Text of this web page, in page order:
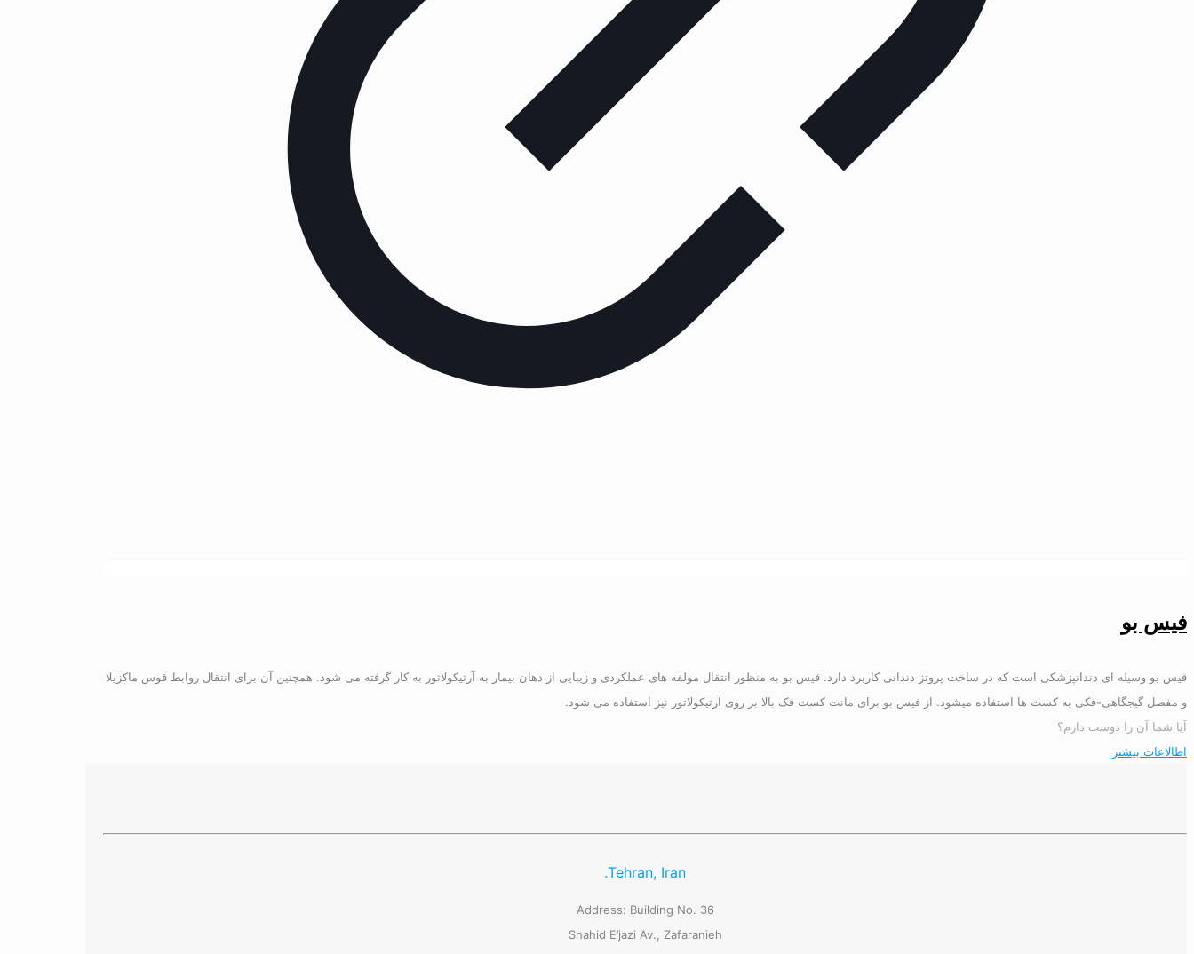
فیس بو
فیس بو وسیله ای دندانپزشکی است که در ساخت پروتز دندانی کاربرد دارد. فیس بو به منظور انتقال مولفه های عملکردی و زیبایی از دهان بیمار به آرتیکولاتور به کار گرفته می شود. همچنین آن برای انتقال روابط قوس ماکزیلا
و مفصل گیجگاهی-فکی به کست ها استفاده میشود. از فیس بو برای مانت کست فک بالا بر روی آرتیکولاتور نیز استفاده می شود.
آیا شما آن را دوست دارم؟
اطالاعات بیشتر
Tehran, Iran.
Address: Building No. 36
Shahid E’jazi Av., Zafaranieh